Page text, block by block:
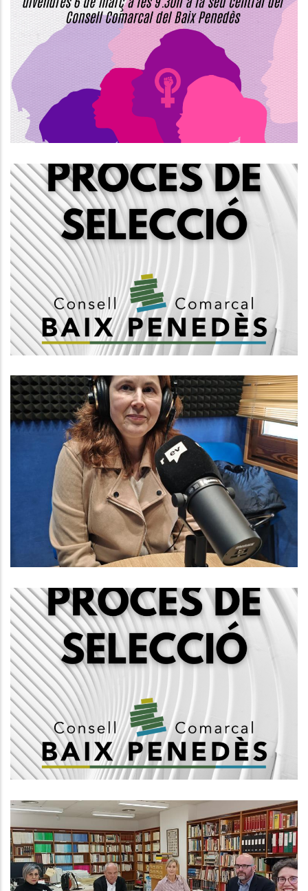
Commemoració Del 8 De Març, Dia
Internacional De La Dona Al Baix
Penedès
S. socials
Creació D'una Borsa D'auxiliars
Administratius/ves, Grup C2
Altres
Baix Penedès Al Dia Amb Rosa
Anan Mañé, Responsable De
L’Oficina Comarcal D’Informació Al
Consumidor Del Consell Comarcal
Del Baix Penedès.
Altres
Convocatòria, Mitjançant Concurs
Oposició, 1 Plaça De Psicòleg/a,
Subgrup A1
Ocupació
Reunió Anual De La Comissió De
Seguiment De L'Arxiu Comarcal